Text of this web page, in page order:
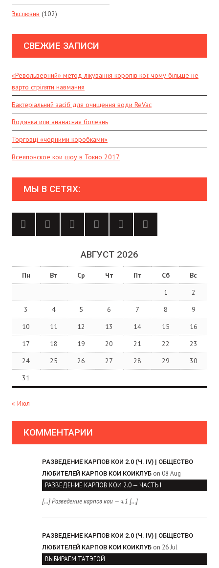
Экслюзив (102)
СВЕЖИЕ ЗАПИСИ
«Револьверний» метод лікування коропів кої: чому більше не
варто стріляти навмання
Бактеріальний засіб для очищення води ReVac
Водянка или ананасная болезнь
Торговці «чорними коробками»
Всеяпонское кои шоу в Токио 2017
МЫ В СЕТЯХ:
АВГУСТ 2026
Пн Вт Ср Чт Пт Сб
Вс
1
2
3
4 5 6 7 8
9
10
11 12 13 14 15
16
17
18 19 20 21 22
23
24
25 26 27 28 29
30
31
« Июл
КОММЕНТАРИИ
РАЗВЕДЕНИЕ КАРПОВ КОИ 2.0 (Ч. IV) | ОБЩЕСТВО
ЛЮБИТЕЛЕЙ КАРПОВ КОИ КОИКЛУБ on 08 Aug
РАЗВЕДЕНИЕ КАРПОВ КОИ 2.0 — ЧАСТЬ I
[…] Разведение карпов кои — ч.1 […]
РАЗВЕДЕНИЕ КАРПОВ КОИ 2.0 (Ч. IV) | ОБЩЕСТВО
ЛЮБИТЕЛЕЙ КАРПОВ КОИ КОИКЛУБ on 26 Jul
ВЫБИРАЕМ ТАТЭГОЙ